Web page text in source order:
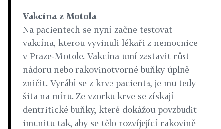
Vakcína z Motola
Na pacientech se nyní začne testovat
vakcína, kterou vyvinuli lékaři z nemocnice
v Praze-Motole. Vakcína umí zastavit růst
nádoru nebo rakovinotvorné buňky úplně
zničit. Vyrábí se z krve pacienta, je mu tedy
šita na míru. Ze vzorku krve se získají
dentritické buňky, které dokážou povzbudit
imunitu tak, aby se tělo rozvíjející rakovině